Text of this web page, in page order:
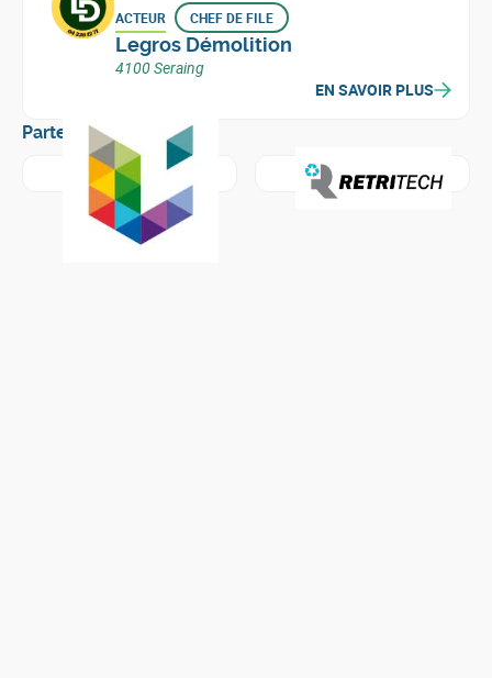
ACTEUR CHEF DE FILE
Legros Démolition
4100 Seraing
EN SAVOIR PLUS
Partenaires
En savoir plus sur Université de LiègeEn savoir plus surRetritech